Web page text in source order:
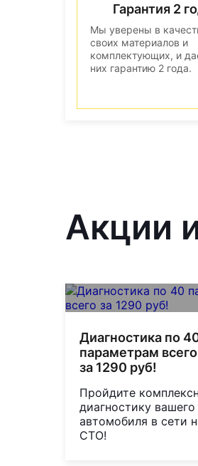
Гарантия 2
Мы уверены в
своих материалов и
комплектующих, и
них гарантию 2 года.
Акции
Диагностика по
параметрам всего
за 1290 руб!
Пройдите
диагностику вашего
автомобиля в сети
СТО!